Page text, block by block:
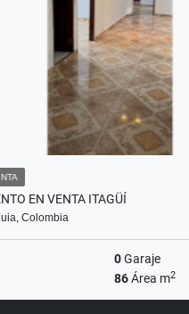
EN VENTA ITAGÜÍ
Colombia
0Garaje
86Área m2